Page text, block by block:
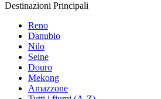
Destinazioni Principali
Reno
Danubio
Nilo
Seine
Douro
Mekong
Amazzone